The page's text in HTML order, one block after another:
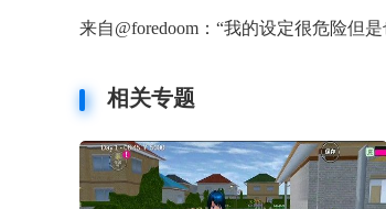
来自@foredoom：“我的设定很危险但
相关专题